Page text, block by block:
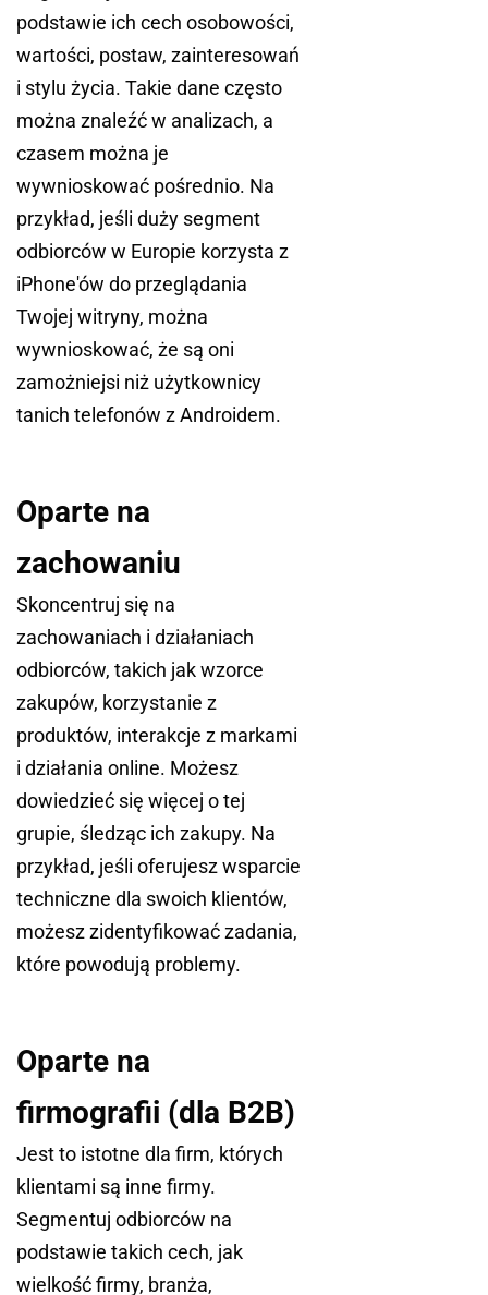
podstawie ich cech osobowości,
wartości, postaw, zainteresowań
i stylu życia. Takie dane często
można znaleźć w analizach, a
czasem można je
wywnioskować pośrednio. Na
przykład, jeśli duży segment
odbiorców w Europie korzysta z
iPhone'ów do przeglądania
Twojej witryny, można
wywnioskować, że są oni
zamożniejsi niż użytkownicy
tanich telefonów z Androidem.
Oparte na
zachowaniu
Skoncentruj się na
zachowaniach i działaniach
odbiorców, takich jak wzorce
zakupów, korzystanie z
produktów, interakcje z markami
i działania online. Możesz
dowiedzieć się więcej o tej
grupie, śledząc ich zakupy. Na
przykład, jeśli oferujesz wsparcie
techniczne dla swoich klientów,
możesz zidentyfikować zadania,
które powodują problemy.
Oparte na
firmografii (dla B2B)
Jest to istotne dla firm, których
klientami są inne firmy.
Segmentuj odbiorców na
podstawie takich cech, jak
wielkość firmy, branża,